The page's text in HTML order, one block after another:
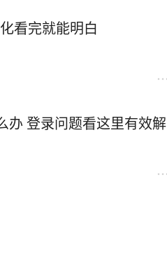
看完就能明白
办 登录问题看这里有效解